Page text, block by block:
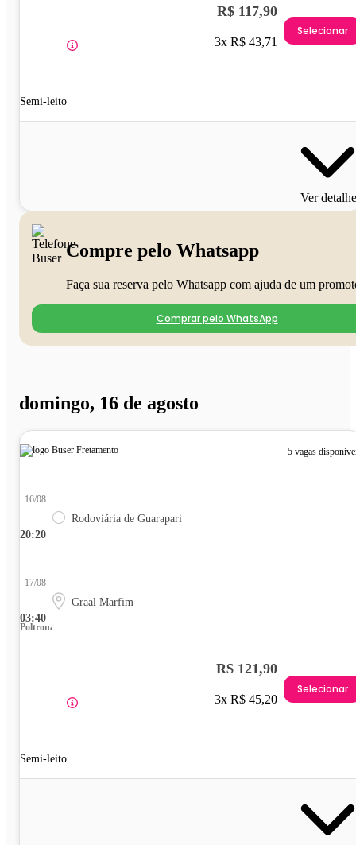
Semi-leito
R$ 117,90
3x R$ 43,71
Selecionar
Ver
Compre pelo Whatsapp
Faça sua reserva pelo Whatsapp com ajuda de um
Comprar pelo WhatsApp
domingo, 16 de agosto
5 vagas
20:20
16/08
Rodoviária de Guarapari
03:40
17/08
Graal Marfim
Poltrona
Semi-leito
R$ 121,90
3x R$ 45,20
Selecionar